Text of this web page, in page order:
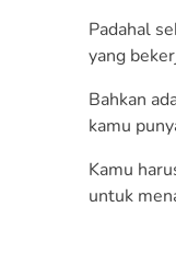
Padahal
yang
Bahkan
kamu
Kamu
untuk